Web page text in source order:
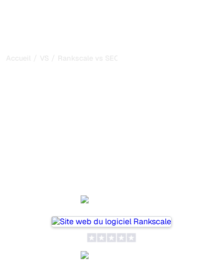
Accueil / VS / Rankscale vs SEO2LLM